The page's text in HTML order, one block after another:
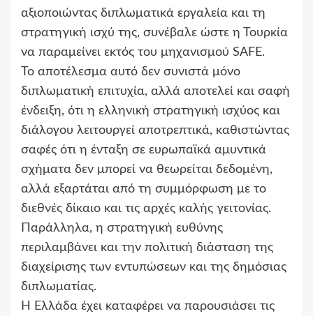
αξιοποιώντας διπλωματικά εργαλεία και τη
στρατηγική ισχύ της, συνέβαλε ώστε η Τουρκία
να παραμείνει εκτός του μηχανισμού SAFE.
Το αποτέλεσμα αυτό δεν συνιστά μόνο
διπλωματική επιτυχία, αλλά αποτελεί και σαφή
ένδειξη, ότι η ελληνική στρατηγική ισχύος και
διάλογου λειτουργεί αποτρεπτικά, καθιστώντας
σαφές ότι η ένταξη σε ευρωπαϊκά αμυντικά
σχήματα δεν μπορεί να θεωρείται δεδομένη,
αλλά εξαρτάται από τη συμμόρφωση με το
διεθνές δίκαιο και τις αρχές καλής γειτονίας.
Παράλληλα, η στρατηγική ευθύνης
περιλαμβάνει και την πολιτική διάσταση της
διαχείρισης των εντυπώσεων και της δημόσιας
διπλωματίας.
Η Ελλάδα έχει καταφέρει να παρουσιάσει τις